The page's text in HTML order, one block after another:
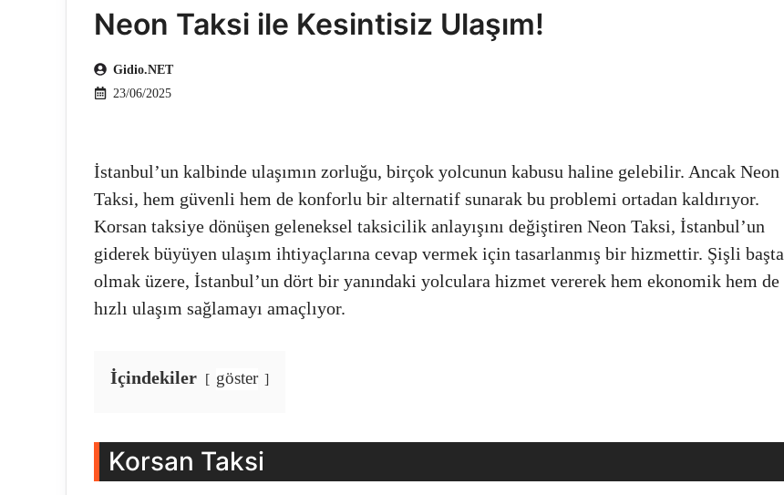
Neon Taksi ile Kesintisiz Ulaşım!
Gidio.NET
23/06/2025
İstanbul’un kalbinde ulaşımın zorluğu, birçok yolcunun kabusu haline gelebilir. Ancak Neon
Taksi, hem güvenli hem de konforlu bir alternatif sunarak bu problemi ortadan kaldırıyor.
Korsan taksiye dönüşen geleneksel taksicilik anlayışını değiştiren Neon Taksi, İstanbul’un
giderek büyüyen ulaşım ihtiyaçlarına cevap vermek için tasarlanmış bir hizmettir. Şişli başta
olmak üzere, İstanbul’un dört bir yanındaki yolculara hizmet vererek hem ekonomik hem de
hızlı ulaşım sağlamayı amaçlıyor.
İçindekiler göster
Korsan Taksi